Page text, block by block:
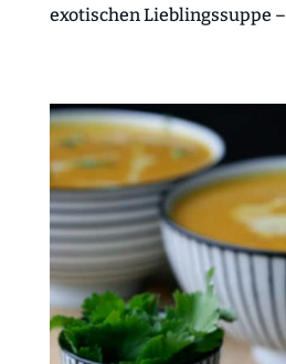
exotischen Lieblingssuppe